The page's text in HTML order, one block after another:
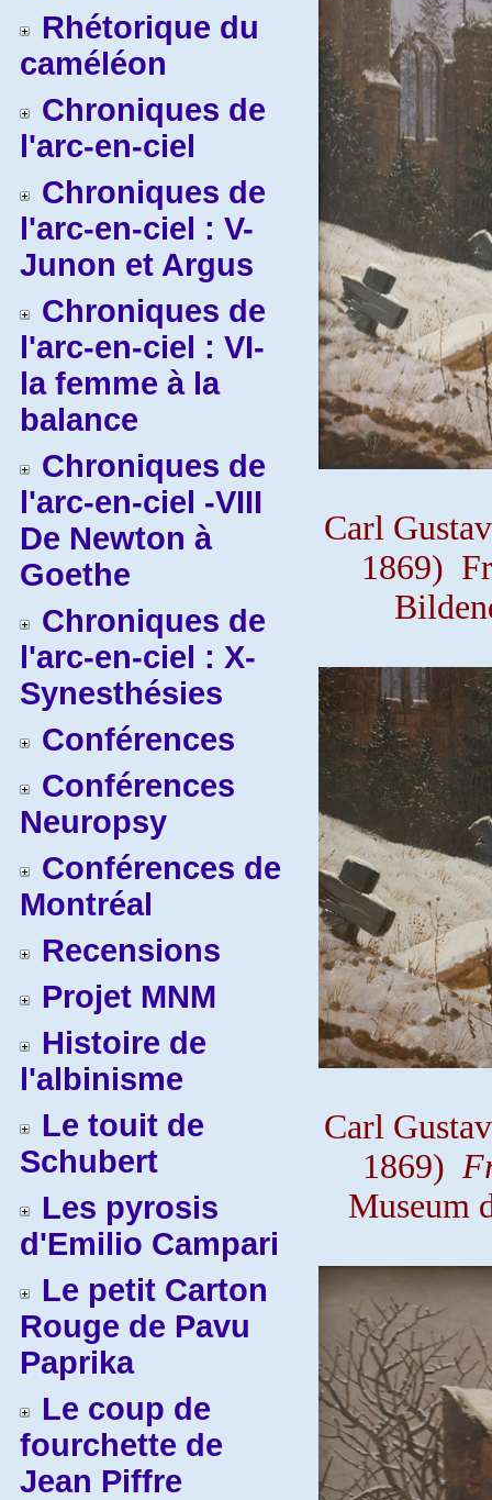
Rhétorique du
caméléon
Chroniques de
l'arc-en-ciel
Chroniques de
l'arc-en-ciel : V-
Junon et Argus
Chroniques de
l'arc-en-ciel : VI-
la femme à la
balance
Chroniques de
l'arc-en-ciel -VIII
De Newton à
Goethe
Chroniques de
l'arc-en-ciel : X-
Synesthésies
Conférences
Conférences
Neuropsy
Conférences de
Montréal
Recensions
Projet MNM
Histoire de
l'albinisme
Le touit de
Schubert
Les pyrosis
d'Emilio Campari
Le petit Carton
Rouge de Pavu
Paprika
Le coup de
fourchette de
Jean Piffre
Carl
1869)
Carl
1869)
Museum